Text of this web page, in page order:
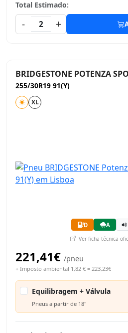
Total Estimado:
-
2 +
BRIDGESTONE POTENZA
255/30R19 91(Y)
XL
D A
Ver ficha técnica
221,41€ /pneu
+ Imposto ambiental 1,82 € = 223,23€
Equilibragem + Válvula
Pneus a partir de 18"